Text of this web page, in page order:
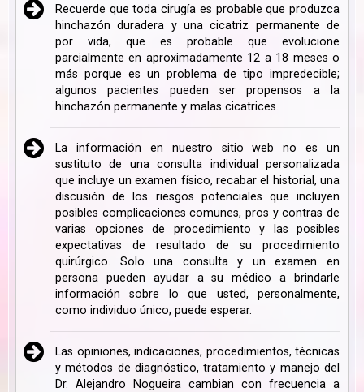
Recuerde que toda cirugía es probable que produzca
hinchazón duradera y una cicatriz permanente de
por vida, que es probable que evolucione
parcialmente en aproximadamente 12 a 18 meses o
más porque es un problema de tipo impredecible;
algunos pacientes pueden ser propensos a la
hinchazón permanente y malas cicatrices.
La información en nuestro sitio web no es un
sustituto de una consulta individual personalizada
que incluye un examen físico, recabar el historial, una
discusión de los riesgos potenciales que incluyen
posibles complicaciones comunes, pros y contras de
varias opciones de procedimiento y las posibles
expectativas de resultado de su procedimiento
quirúrgico. Solo una consulta y un examen en
persona pueden ayudar a su médico a brindarle
información sobre lo que usted, personalmente,
como individuo único, puede esperar.
Las opiniones, indicaciones, procedimientos, técnicas
y métodos de diagnóstico, tratamiento y manejo del
Dr. Alejandro Nogueira cambian con frecuencia a